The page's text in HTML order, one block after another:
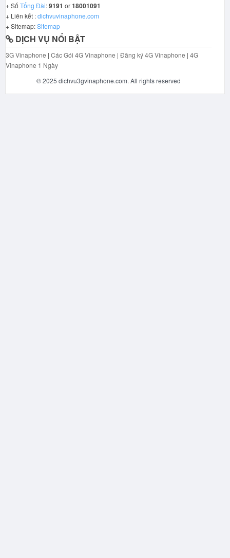
+ Số Tổng Đài:9191 or18001091
+ Liên kết :dichvuvinaphone.com
+ Sitemap:Sitemap
DỊCH VỤ NỔI BẬT
3G Vinaphone | Các Gói 4G Vinaphone | Đăng ký 4G Vinaphone | 4G
Vinaphone 1 Ngày
© 2025 dichvu3gvinaphone.com. All rights reserved